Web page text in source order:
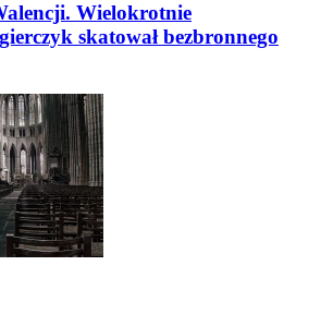
Wielokrotnie
skatował bezbronnego